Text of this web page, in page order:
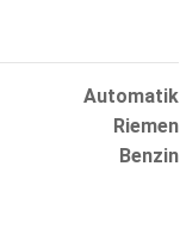
Automatik
Riemen
Benzin